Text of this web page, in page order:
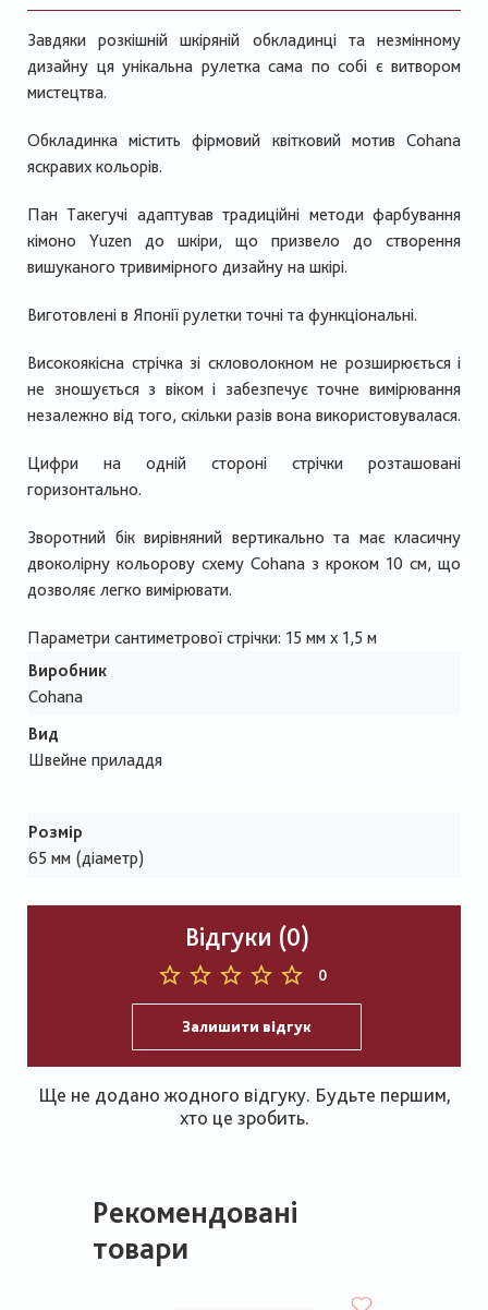
Завдяки розкішній шкіряній обкладинці та незмінному
дизайну ця унікальна рулетка сама по собі є витвором
мистецтва.
Обкладинка містить фірмовий квітковий мотив Cohana
яскравих кольорів.
Пан Такегучі адаптував традиційні методи фарбування
кімоно Yuzen до шкіри, що призвело до створення
вишуканого тривимірного дизайну на шкірі.
Виготовлені в Японії рулетки точні та функціональні.
Високоякісна стрічка зі скловолокном не розширюється і
не зношується з віком і забезпечує точне вимірювання
незалежно від того, скільки разів вона використовувалася.
Цифри на одній стороні стрічки розташовані
горизонтально.
Зворотний бік вирівняний вертикально та має класичну
двоколірну кольорову схему Cohana з кроком 10 см, що
дозволяє легко вимірювати.
Параметри сантиметрової стрічки: 15 мм х 1,5 м
Виробник
Cohana
Вид
Швейне приладдя
Розмір
65 мм (діаметр)
Відгуки (0)
0
Залишити відгук
Ще не додано жодного відгуку. Будьте першим,
хто це зробить.
Рекомендовані
товари